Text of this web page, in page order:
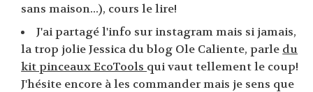
sans maison...), cours le lire!
J'ai partagé l'info sur instagram mais si jamais,
la trop jolie Jessica du blog Ole Caliente, parle du
kit pinceaux EcoTools qui vaut tellement le coup!
J'hésite encore à les commander mais je sens que